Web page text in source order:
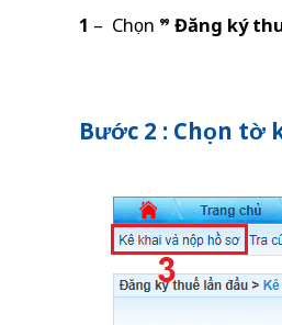
1– Chọn ”Đăng ký
Bước 2 : Chọn tờ